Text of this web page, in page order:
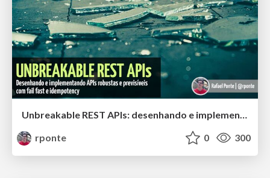
rponte
0 300